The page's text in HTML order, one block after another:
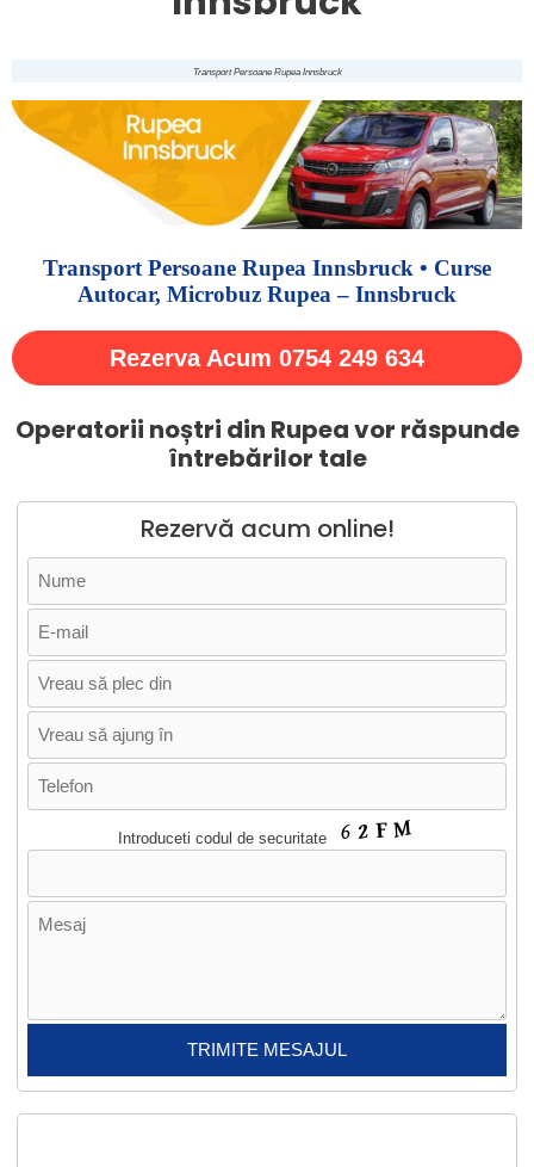
Transport Persoane Rupea Innsbruck
Transport Persoane Rupea Innsbruck • Curse
Autocar, Microbuz Rupea – Innsbruck
Rezerva Acum 0754 249 634
Operatorii noștri din Rupea vor răspunde
întrebărilor tale
Rezervă acum online!
Introduceti codul de securitate